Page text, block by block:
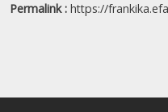
Permalink : https://